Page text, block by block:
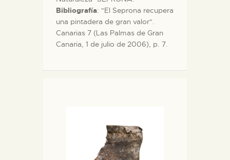
Bibliografía: "El Seprona recupera
una pintadera de gran valor".
Canarias 7 (Las Palmas de Gran
Canaria, 1 de julio de 2006), p. 7.